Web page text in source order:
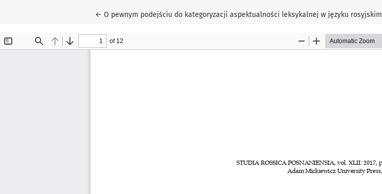
← Wróć do szczegółów artykułu
O pewnym podejściu do kategoryzacji aspektualności leksykalnej w języku rosyjskim